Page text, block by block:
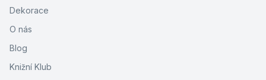
Dekorace
O nás
Blog
Knižní Klub